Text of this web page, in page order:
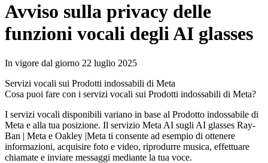
Avviso sulla privacy delle
funzioni vocali degli AI glasses
In vigore dal giorno 22 luglio 2025
Servizi vocali sui Prodotti indossabili di Meta
Cosa puoi fare con i servizi vocali sui Prodotti indossabili di Meta?
I servizi vocali disponibili variano in base al Prodotto indossabile di
Meta e alla tua posizione. Il servizio Meta AI sugli AI glasses Ray-
Ban | Meta e Oakley |Meta ti consente ad esempio di ottenere
informazioni, acquisire foto e video, riprodurre musica, effettuare
chiamate e inviare messaggi mediante la tua voce.